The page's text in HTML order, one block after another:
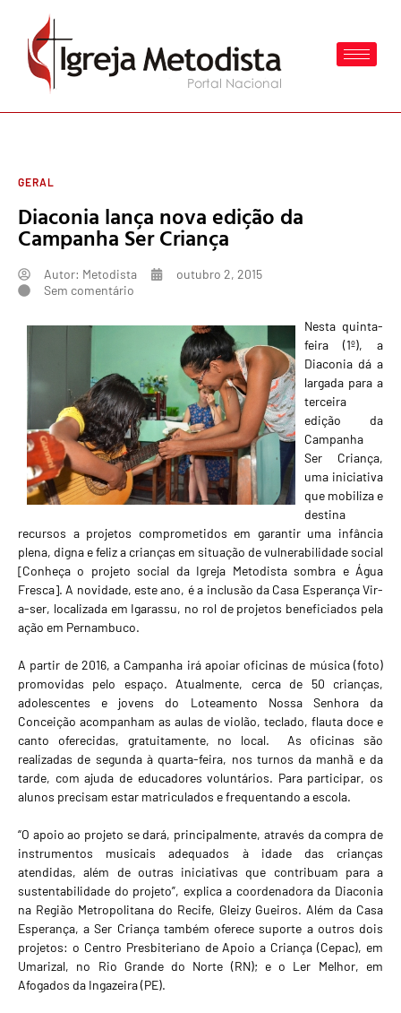
GERAL
Diaconia lança nova edição da
Campanha Ser Criança
Autor: Metodista
outubro 2, 2015
Sem comentário
Nesta quinta-
feira (1º), a
Diaconia dá a
largada para a
terceira
edição da
Campanha
Ser Criança,
uma iniciativa
que mobiliza e
destina
recursos a projetos comprometidos em garantir uma infância
plena, digna e feliz a crianças em situação de vulnerabilidade social
[Conheça o projeto social da Igreja Metodista sombra e Água
Fresca]. A novidade, este ano, é a inclusão da Casa Esperança Vir-
a-ser, localizada em Igarassu, no rol de projetos beneficiados pela
ação em Pernambuco.
A partir de 2016, a Campanha irá apoiar oficinas de música (foto)
promovidas pelo espaço. Atualmente, cerca de 50 crianças,
adolescentes e jovens do Loteamento Nossa Senhora da
Conceição acompanham as aulas de violão, teclado, flauta doce e
canto oferecidas, gratuitamente, no local. As oficinas são
realizadas de segunda à quarta-feira, nos turnos da manhã e da
tarde, com ajuda de educadores voluntários. Para participar, os
alunos precisam estar matriculados e frequentando a escola.
“O apoio ao projeto se dará, principalmente, através da compra de
instrumentos musicais adequados à idade das crianças
atendidas, além de outras iniciativas que contribuam para a
sustentabilidade do projeto”, explica a coordenadora da Diaconia
na Região Metropolitana do Recife, Gleizy Gueiros. Além da Casa
Esperança, a Ser Criança também oferece suporte a outros dois
projetos: o Centro Presbiteriano de Apoio a Criança (Cepac), em
Umarizal, no Rio Grande do Norte (RN); e o Ler Melhor, em
Afogados da Ingazeira (PE).